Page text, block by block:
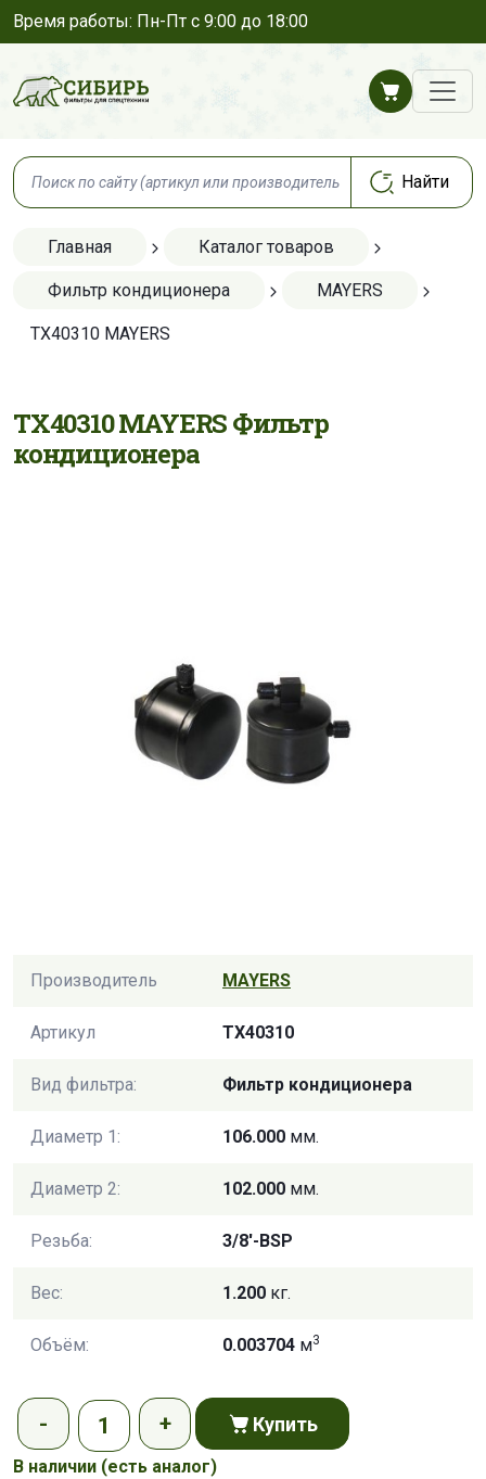
Время работы: Пн-Пт с 9:00 до 18:00
Главная Каталог товаров
Фильтр кондиционера MAYERS
TX40310 MAYERS
TX40310 MAYERS Фильтр
кондиционера
Производитель MAYERS
Артикул TX40310
Вид фильтра: Фильтр кондиционера
Диаметр 1: 106.000 мм.
Диаметр 2: 102.000 мм.
Резьба: 3/8'-BSP
Вес: 1.200 кг.
Объём: 0.003704 м3
Купить
В наличии (есть аналог)